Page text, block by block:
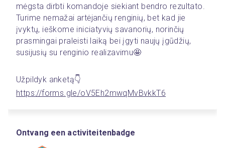
mėgsta dirbti komandoje siekiant bendro rezultato.
Turime nemažai artėjančių renginių, bet kad jie
įvyktų, ieškome iniciatyvių savanorių, norinčių
prasmingai praleisti laiką bei įgyti naujų įgūdžių,
susijusių su renginio realizavimu🤩
Užpildyk anketą👇
https://forms.gle/oV5Eh2mwqMvBvkkT6
Ontvang een activiteitenbadge